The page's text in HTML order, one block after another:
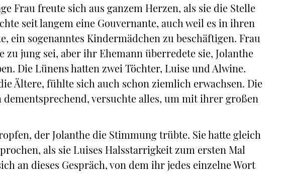
Frau freute sich aus ganzem Herzen, als sie die Stelle
seit langem eine Gouvernante, auch weil es in ihren
ein sogenanntes Kindermädchen zu beschäftigen. Frau
zu jung sei, aber ihr Ehemann überredete sie, Jolanthe
Die Lünens hatten zwei Töchter, Luise und Alwine.
Ältere, fühlte sich auch schon ziemlich erwachsen. Die
dementsprechend, versuchte alles, um mit ihrer großen
der Jolanthe die Stimmung trübte. Sie hatte gleich
als sie Luises Halsstarrigkeit zum ersten Mal
an dieses Gespräch, von dem ihr jedes einzelne Wort